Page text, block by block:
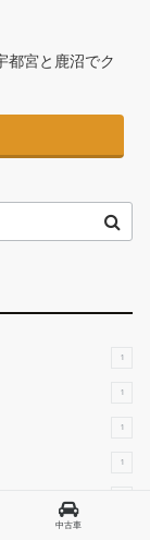
中古車
都宮と鹿沼でク
1
1
1
1